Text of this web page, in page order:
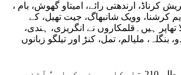
کرناڈ، ارندھتی رائے، امیتاو گھوش، بام ،
کرشنا، وویک شانبھاگ، جیت تھیل، کے
تھاپر ہیں۔قلمکاروں نے انگریزی، ہندی،
بنگلہ، ملیالم، تمل، کنڑ اور تیلگو زبانوں